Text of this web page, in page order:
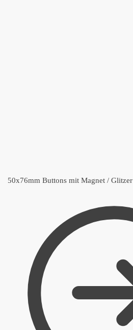
50x76mm Buttons mit Magnet / Glitzer